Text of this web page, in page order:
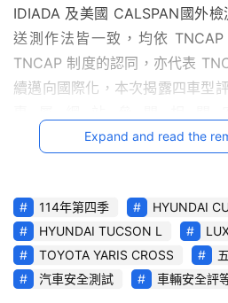
灣
車
生
活
玩
C
A
R
綜
IDIADA 及美國 CALSPAN國外
送測作法皆一致，均依
TNCAP 制度的認同，亦代表
續邁向國際化，本次揭露四車型
https://www.tncap.org.tw/
助 69%，依據星級評等平衡標準
星級評等為
四顆星。（詳附圖 1）
Expand and read the
114年第四季
HYUNDAI
HYUNDAI TUCSON L
TOYOTA YARIS CROSS
汽車安全測試
車輛安全評